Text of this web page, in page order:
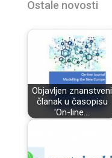
Ostale novosti
Objavljen znanstveni
članak u časopisu
'On-line…